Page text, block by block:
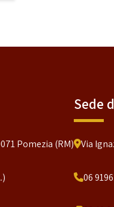
Pomezia (RM)
Sede
Via
06